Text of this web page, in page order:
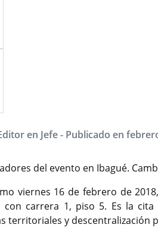
en Jefe - Publicado en
del evento en Ibagué.
viernes 16 de febrero de
con carrera 1, piso 5. Es la
territoriales y descentralización